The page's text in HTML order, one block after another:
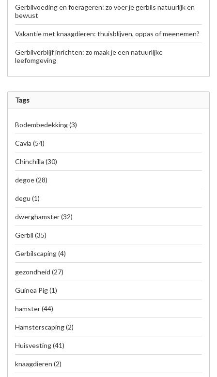
Gerbilvoeding en foerageren: zo voer je gerbils natuurlijk en
bewust
Vakantie met knaagdieren: thuisblijven, oppas of meenemen?
Gerbilverblijf inrichten: zo maak je een natuurlijke
leefomgeving
Tags
Bodembedekking(3)
Cavia (54)
Chinchilla (30)
degoe(28)
degu (1)
dwerghamster(32)
Gerbil (35)
Gerbilscaping(4)
gezondheid (27)
Guinea Pig(1)
hamster(44)
Hamsterscaping(2)
Huisvesting(41)
knaagdieren (2)